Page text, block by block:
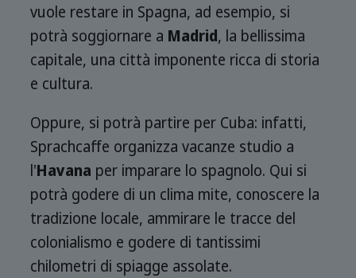
vuole restare in Spagna, ad esempio, si
potrà soggiornare a Madrid, la bellissima
capitale, una città imponente ricca di storia
e cultura.
Oppure, si potrà partire per Cuba: infatti,
Sprachcaffe organizza vacanze studio a
l'Havana per imparare lo spagnolo. Qui si
potrà godere di un clima mite, conoscere la
tradizione locale, ammirare le tracce del
colonialismo e godere di tantissimi
chilometri di spiagge assolate.